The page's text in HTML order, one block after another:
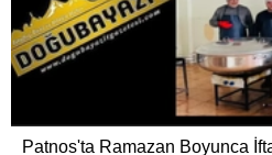
Patnos'ta Ramazan Boyunca